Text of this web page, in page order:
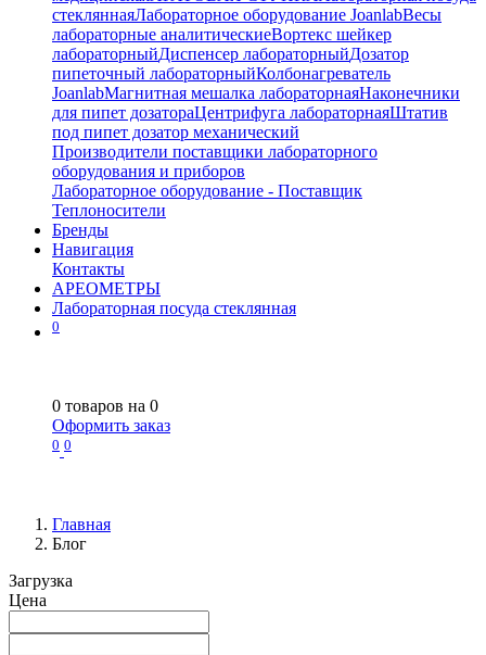
стекляннаяЛабораторное оборудование JoanlabВесы
лабораторные аналитическиеВортекс шейкер
лабораторныйДиспенсер лабораторныйДозатор
пипеточный лабораторныйКолбонагреватель
JoanlabМагнитная мешалка лабораторнаяНаконечники
для пипет дозатораЦентрифуга лабораторнаяШтатив
под пипет дозатор механический
Производители поставщики лабораторного
оборудования и приборов
Лабораторное оборудование - Поставщик
Теплоносители
Бренды
Навигация
Контакты
АРЕОМЕТРЫ
Лабораторная посуда стеклянная
0
0 товаров на 0
Оформить заказ
0 0
Главная
Блог
Загрузка
Цена